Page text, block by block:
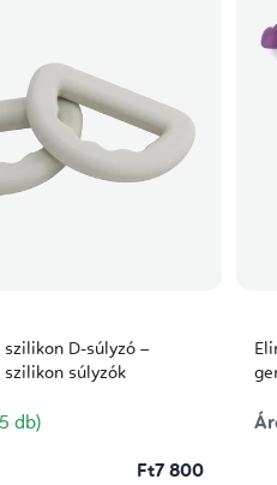
D-súlyzó –
szilikon súlyzók
db)
Ft7 800